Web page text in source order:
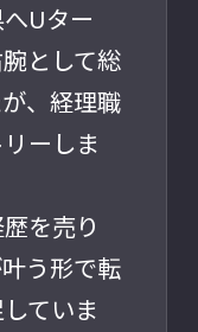
Uター
として総
、経理職
ーしま
を売り
う形で転
ていま